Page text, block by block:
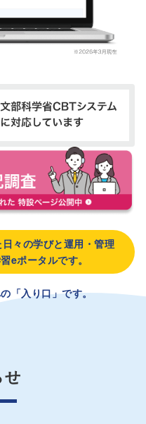
々の学びと運用・管理
eポータルです。
「入り口」です。
せ